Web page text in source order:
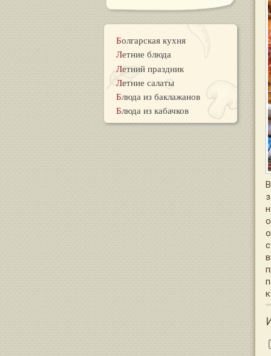
Болгарская кухня
Летние блюда
Летний праздник
Летние салаты
Блюда из баклажанов
Блюда из кабачков